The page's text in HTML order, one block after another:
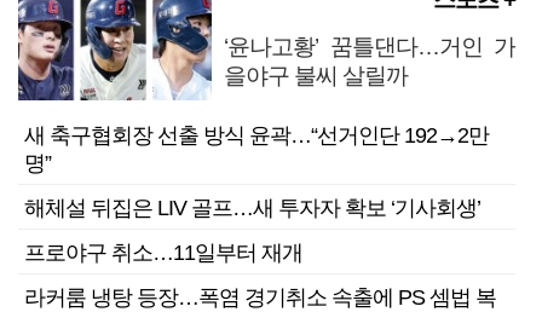
‘윤나고황’ 꿈틀댄다…거인 가
을야구 불씨 살릴까
새 축구협회장 선출 방식 윤곽…“선거인단 192→2만
명”
해체설 뒤집은 LIV 골프…새 투자자 확보 ‘기사회생’
프로야구 취소…11일부터 재개
라커룸 냉탕 등장…폭염 경기취소 속출에 PS 셈법 복